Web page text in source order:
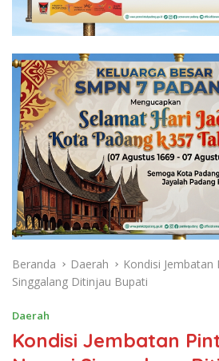
Beranda Daerah
Kondisi
Singgalang Ditinjau Bupati
Daerah
Kondisi Jembatan